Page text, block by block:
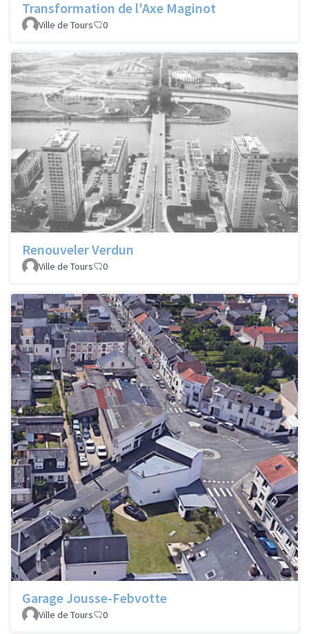
Transformation de l'Axe Maginot
Ville de Tours 0
Renouveler Verdun
Ville de Tours 0
Garage Jousse-Febvotte
Ville de Tours 0